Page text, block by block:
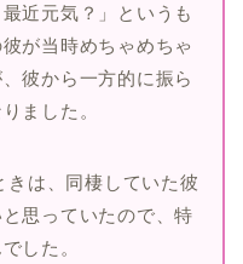
近元気？」というも
が当時めちゃめちゃ
彼から一方的に振ら
ました。
きは、同棲していた彼
思っていたので、特
した。